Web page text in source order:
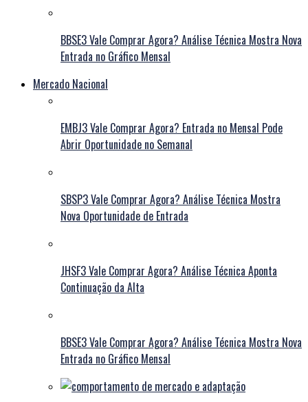
BBSE3 Vale Comprar Agora? Análise Técnica Mostra Nova
Entrada no Gráfico Mensal
Mercado Nacional
EMBJ3 Vale Comprar Agora? Entrada no Mensal Pode
Abrir Oportunidade no Semanal
SBSP3 Vale Comprar Agora? Análise Técnica Mostra
Nova Oportunidade de Entrada
JHSF3 Vale Comprar Agora? Análise Técnica Aponta
Continuação da Alta
BBSE3 Vale Comprar Agora? Análise Técnica Mostra Nova
Entrada no Gráfico Mensal